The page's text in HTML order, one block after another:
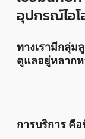
อุปกรณ์ไอโ
ทางเรามีกลุ่ม
ดูแลอยู่หลาก
การบริการ คื